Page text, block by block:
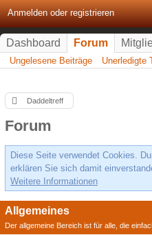
Anmelden oder registrieren
Dashboard Forum
Ungelesene Beiträge Unerledigte
Daddeltreff
Forum
Diese Seite verwendet Cookies.
erklären Sie sich damit
Weitere Informationen
Allgemeines
Der allgemeine Bereich ist für alle, die